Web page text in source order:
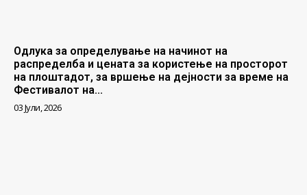
Одлука за определување на начинот на
распределба и цената за користење на просторот
на плоштадот, за вршење на дејности за време на
Фестивалот на...
03 Јули, 2026